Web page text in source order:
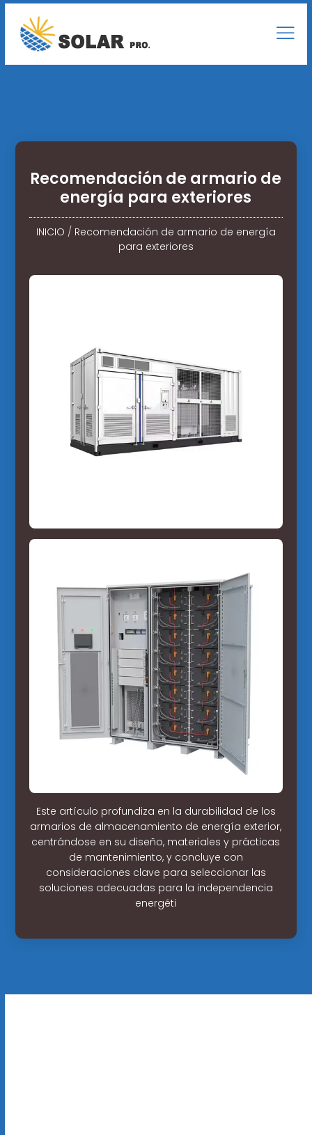
Recomendación de armario de
energía para exteriores
INICIO / Recomendación de armario de energía
para exteriores
Este artículo profundiza en la durabilidad de los
armarios de almacenamiento de energía exterior,
centrándose en su diseño, materiales y prácticas
de mantenimiento, y concluye con
consideraciones clave para seleccionar las
soluciones adecuadas para la independencia
energéti